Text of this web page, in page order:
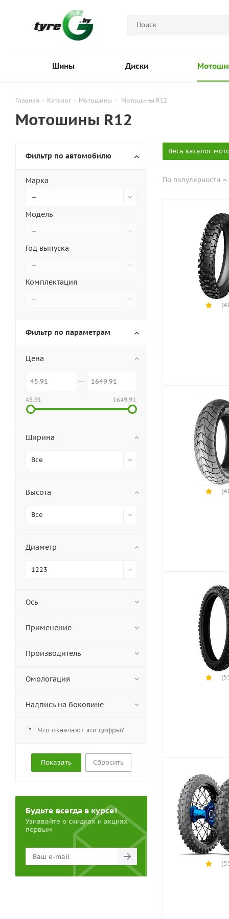
Шины Диски
Главная - Каталог - Мотошины - Мотошины R12
Мотошины R12
Весь каталог
По популярности
Фильтр по автомобилю
Марка
—
Модель
—
Год выпуска
—
Комплектация
—
Фильтр по параметрам
Цена
45.91 1649.91
Ширина
Все
Высота
Все
Диаметр
1223
Ось
Применение
Производитель
Омологация
Надпись на боковине
? Что означают эти цифры?
Сбросить
Будьте всегда в курсе!
Узнавайте о скидках и акциях
первым